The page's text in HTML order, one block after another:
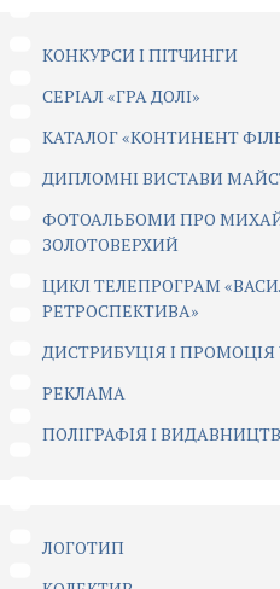
КОНКУРСИ І ПІТЧИНГИ
CЕРІАЛ «ГРА ДОЛІ»
КАТАЛОГ «КОНТИНЕНТ
ДИПЛОМНІ ВИСТАВИ
ФОТОАЛЬБОМИ ПРО
ЗОЛОТОВЕРХИЙ
ЦИКЛ ТЕЛЕПРОГРАМ
РЕТРОСПЕКТИВА»
ДИСТРИБУЦІЯ І ПРОМОЦІЯ
РЕКЛАМА
ПОЛІГРАФІЯ І
ЛОГОТИП